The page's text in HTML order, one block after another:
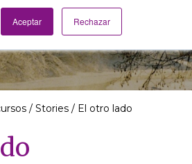
Aceptar Rechazar
/ Stories / El otro lado